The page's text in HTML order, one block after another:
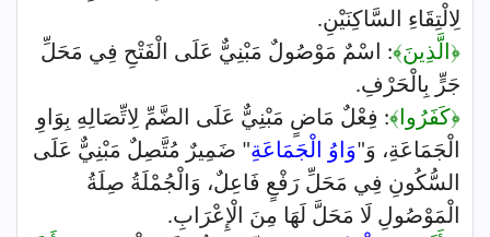
لِالْتِقَاءِ السَّاكِنَيْنِ.
﴿الَّذِينَ﴾: اسْمٌ مَوْصُولٌ مَبْنِيٌّ عَلَى الْفَتْحِ فِي مَحَلِّ
جَرٍّ بِالْحَرْفِ.
﴿كَفَرُوا﴾: فِعْلٌ مَاضٍ مَبْنِيٌّ عَلَى الضَّمِّ لِاتِّصَالِهِ بِوَاوِ
الْجَمَاعَةِ، وَ"وَاوُ الْجَمَاعَةِ" ضَمِيرٌ مُتَّصِلٌ مَبْنِيٌّ عَلَى
السُّكُونِ فِي مَحَلِّ رَفْعٍ فَاعِلٌ، وَالْجُمْلَةُ صِلَةُ
الْمَوْصُولِ لَا مَحَلَّ لَهَا مِنَ الْإِعْرَابِ.